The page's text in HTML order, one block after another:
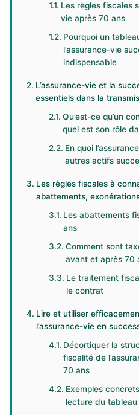
Les règles fiscales
vie après 70 ans
Pourquoi un
l’assurance-vie
indispensable
L’assurance-vie et la
essentiels dans la
Qu’est-ce qu’un
quel est son rôle
En quoi
autres actifs
Les règles fiscales à
abattements,
Les abattements
ans
Comment sont
avant et après 70
Le traitement
le contrat
Lire et utiliser
l’assurance-vie en
Décortiquer la
fiscalité de
70 ans
Exemples
lecture du tableau